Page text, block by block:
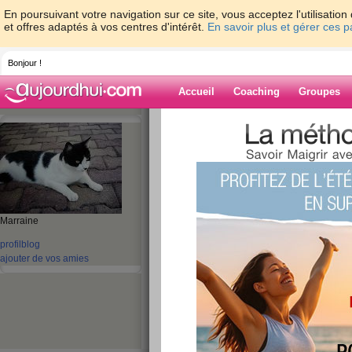
En poursuivant votre navigation sur ce site, vous acceptez
et offres adaptés à vos centres d'intérêt. En savoir plus et gérer ces
Bonjour !
Accueil Coaching Groupes
Marraine
profil blog
ajouter de vos amies
> > 11
Blog de
11 Novembre
Aujourd'hui, goûter chez une petite que je
Matin: pain - brie - infusions
Midi: oeufs durs - jambon blanc